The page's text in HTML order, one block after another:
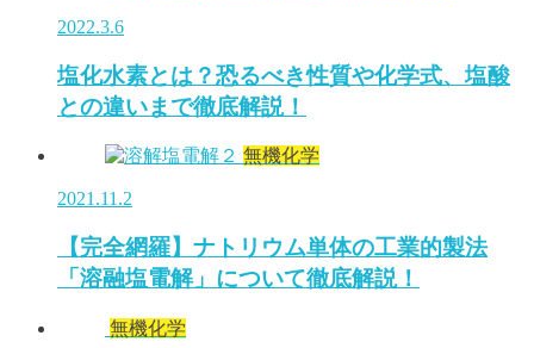
2022.3.6
塩化水素とは？恐るべき性質や化学式、塩酸
との違いまで徹底解説！
無機化学
2021.11.2
【完全網羅】ナトリウム単体の工業的製法
「溶融塩電解」について徹底解説！
無機化学